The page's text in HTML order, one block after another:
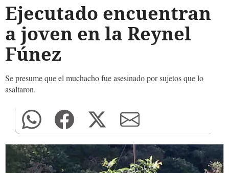
Ejecutado encuentran
a joven en la Reynel
Fúnez
Se presume que el muchacho fue asesinado por sujetos que lo
asaltaron.